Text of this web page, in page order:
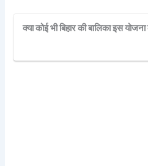
क्या कोई भी बिहार की बालिका इस